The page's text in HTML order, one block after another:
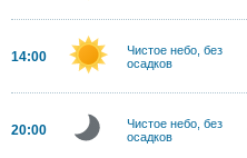
14:00
Чистое небо, без
осадков
20:00
Чистое небо, без
осадков